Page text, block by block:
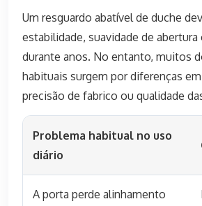
Um resguardo abatível de duche
estabilidade, suavidade de
durante anos. No entanto, muitos
habituais surgem por diferenças
precisão de fabrico ou qualidade
Problema habitual no uso
diário
A porta perde alinhamento